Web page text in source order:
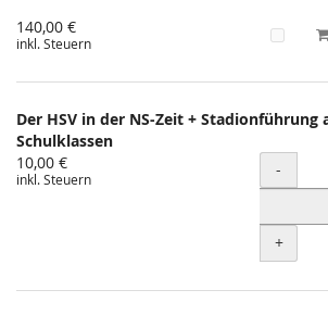
140,00 €
inkl. Steuern
Der HSV in der NS-Zeit + Stadionführung
Schulklassen
10,00 €
inkl. Steuern Menge
-
+